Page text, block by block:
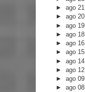
►ago
►ago
►ago
►ago
►ago
►ago
►ago
►ago
►ago
►ago